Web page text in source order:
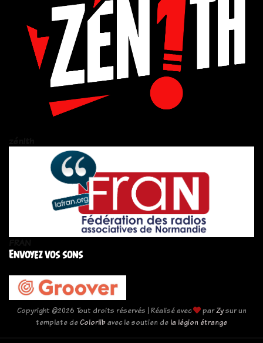
Envoyez vos sons
Copyright ©2026 Tout droits réservés | Réalisé avec parZysur un
template deColorlibavec le soutien de la légion étrange